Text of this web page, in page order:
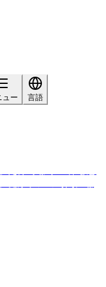
ュー
言語